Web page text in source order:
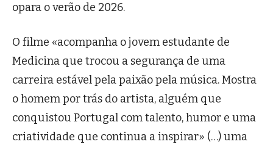
opara o verão de 2026.
O filme «acompanha o jovem estudante de
Medicina que trocou a segurança de uma
carreira estável pela paixão pela música. Mostra
o homem por trás do artista, alguém que
conquistou Portugal com talento, humor e uma
criatividade que continua a inspirar» (…) uma